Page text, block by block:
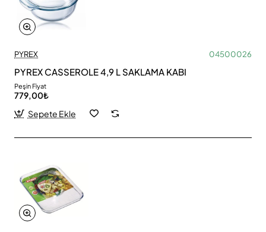
PYREX 04500026
PYREX CASSEROLE 4,9 L SAKLAMA KABI
Peşin Fiyat
779,00₺
Sepete Ekle